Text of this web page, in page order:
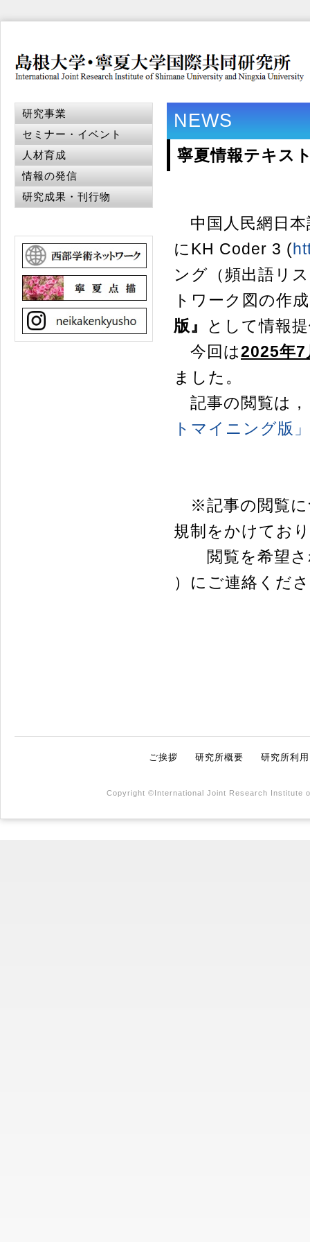
NEWS
寧夏情報テキス
中国人民網日本
にKH Coder 3 (
ング（頻出語リ
トワーク図の作
版』
として情報
今回は2025年7
ました。
記事の閲覧は，
トマイニング版」
※記事の閲覧に
規制をかけてお
閲覧を希望さ
）にご連絡くだ
研究事業
セミナー・イベント
人材育成
情報の発信
研究成果・刊行物
ご挨拶 研究所概要 研究所利
Copyright ©International Joint Research Institute